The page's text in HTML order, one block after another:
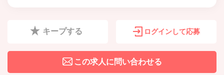
キープする ログインして応募
この求人に問い合わせる